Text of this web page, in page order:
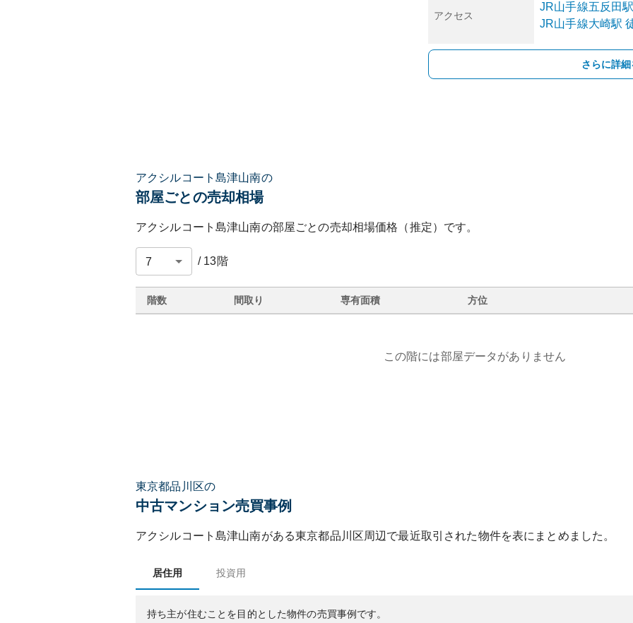
アクセス
JR山手線五反田
JR山手線大崎駅
さらに詳
アクシルコート島津山南の
部屋ごとの売却相場
アクシルコート島津山南の部屋ごとの売却相場価格（推定）です。
/ 13階
階数 間取り 専有面積 方位
この階には部屋データがありません
東京都品川区の
中古マンション売買事例
アクシルコート島津山南がある東京都品川区周辺で最近取引された物件を表にまとめました。
居住用 投資用
持ち主が住むことを目的とした物件の売買事例です。